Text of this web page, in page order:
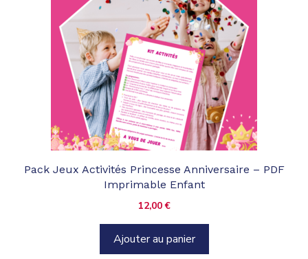
Pack Jeux Activités Princesse Anniversaire – PDF
Imprimable Enfant
12,00€
Ajouter au panier